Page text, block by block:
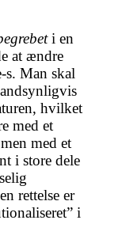
i en
at ændre
s. Man skal
hvilket
med et
med et
i store dele
rettelse er
i